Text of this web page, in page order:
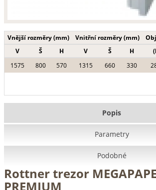
Vnější rozměry (mm) Vnitřní rozměry (mm)
V
Š H V Š H
1575
800 570 1315 660 330
Popis
Parametry
Podobné
Rottner trezor
PREMIUM